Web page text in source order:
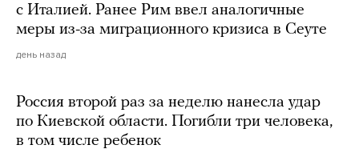
с Италией. Ранее Рим ввел аналогичные
меры из-за миграционного кризиса в Сеуте
день назад
Россия второй раз за неделю нанесла удар
по Киевской области. Погибли три человека,
в том числе ребенок